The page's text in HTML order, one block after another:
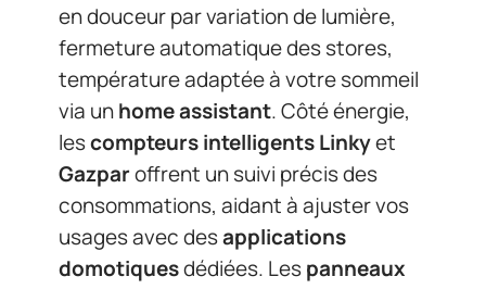
en douceur par variation de lumière,
fermeture automatique des stores,
température adaptée à votre sommeil
via unhome assistant. Côté énergie,
lescompteurs intelligents Linkyet
Gazparoffrent un suivi précis des
consommations, aidant à ajuster vos
usages avec desapplications
domotiquesdédiées. Lespanneaux